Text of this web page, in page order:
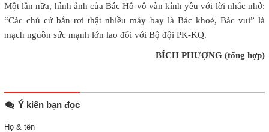
Một lần nữa, hình ảnh của Bác Hồ vô vàn kính yêu với lời nhắc nhở:
“Các chú cứ bắn rơi thật nhiều máy bay là Bác khoẻ, Bác vui” là
mạch nguồn sức mạnh lớn lao đối với Bộ đội PK-KQ.
BÍCH PHƯỢNG (tổng hợp)
Ý kiến bạn đọc
Họ & tên